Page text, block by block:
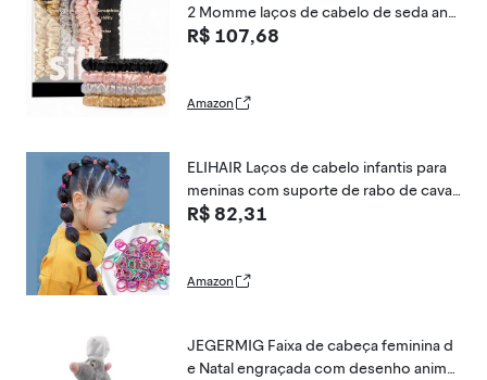
2 Momme laços de cabelo de seda anti
-vincos e quebras para mulheres, 4 peç
R$ 107,68
Amazon
ELIHAIR Laços de cabelo infantis para
meninas com suporte de rabo de caval
o elásticos de 3 cm para crianças pequ
R$ 82,31
Amazon
JEGERMIG Faixa de cabeça feminina d
e Natal engraçada com desenho anima